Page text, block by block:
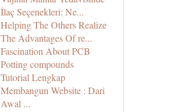
İlaç Seçenekleri: Ne...
Helping The Others Realize
The Advantages Of re...
Fascination About PCB
Potting compounds
Tutorial Lengkap
Membangun Website : Dari
Awal ...